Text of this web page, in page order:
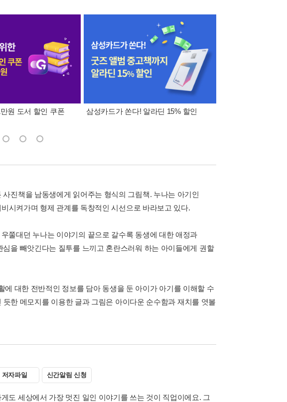
원 도서 할인 쿠폰 삼성카드가 쏜다! 알라딘 15% 할인
진책을 남동생에게 읽어주는 형식의 그림책. 누나는 아기인
시켜가며 형제 관계를 독창적인 시선으로 바라보고 있다.
쭐대던 누나는 이야기의 끝으로 갈수록 동생에 대한 애정과
을 빼앗긴다는 질투를 느끼고 혼란스러워 하는 아이들에게 권할
대한 전반적인 정보를 담아 동생을 둔 아이가 아기를 이해할 수
한 메모지를 이용한 글과 그림은 아이다운 순수함과 재치를 엿볼
저자파일 신간알림 신청
도 세상에서 가장 멋진 일인 이야기를 쓰는 것이 직업이에요. 그